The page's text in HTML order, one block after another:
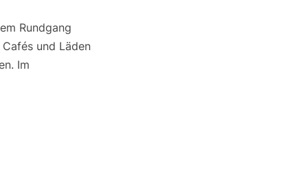
Rundgang
und Läden
Im